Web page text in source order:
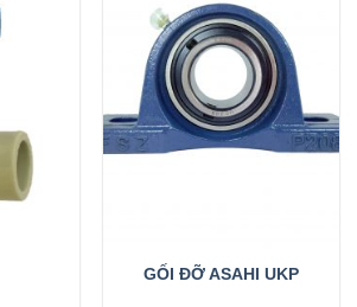
GỐI ĐỠ ASAHI UKP